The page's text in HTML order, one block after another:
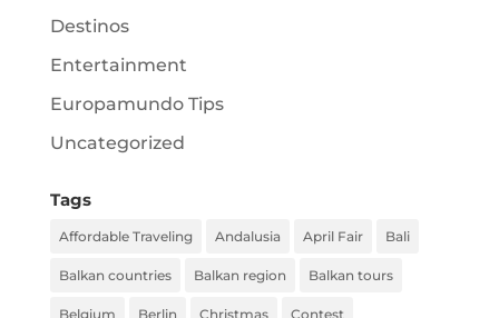
Destinos
Entertainment
Europamundo Tips
Uncategorized
Tags
Affordable Traveling Andalusia April Fair Bali
Balkan countries Balkan region Balkan tours
Belgium Berlin Christmas Contest